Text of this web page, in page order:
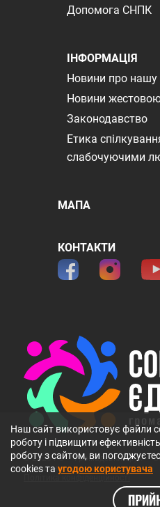
© 2026 ГО 〞Громадський рух 〞
захищені.
Допомога СНПК
ІНФОРМАЦІЯ
Новини про нашу
Новини
Законодавство
Етика
слабочуючими
МАПА
КОНТАКТИ
Наш сайт використовує файли
роботу і підвищити
роботу з сайтом, ви
cookies та угодою користувача